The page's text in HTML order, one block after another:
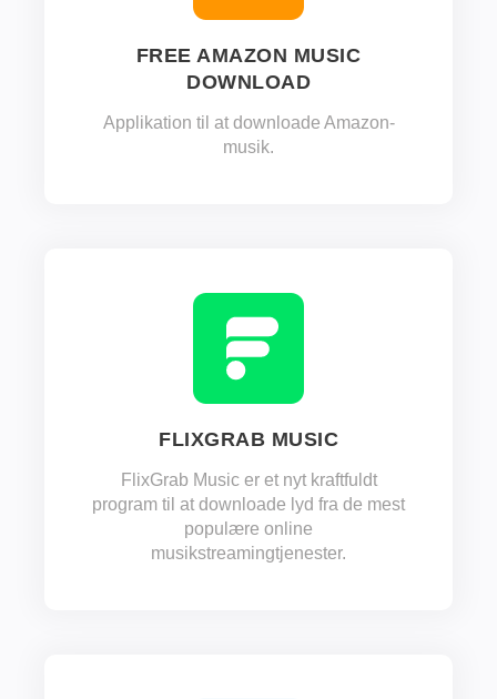
FREE AMAZON MUSIC
DOWNLOAD
Applikation til at downloade Amazon-
musik.
FLIXGRAB MUSIC
FlixGrab Music er et nyt kraftfuldt
program til at downloade lyd fra de mest
populære online
musikstreamingtjenester.